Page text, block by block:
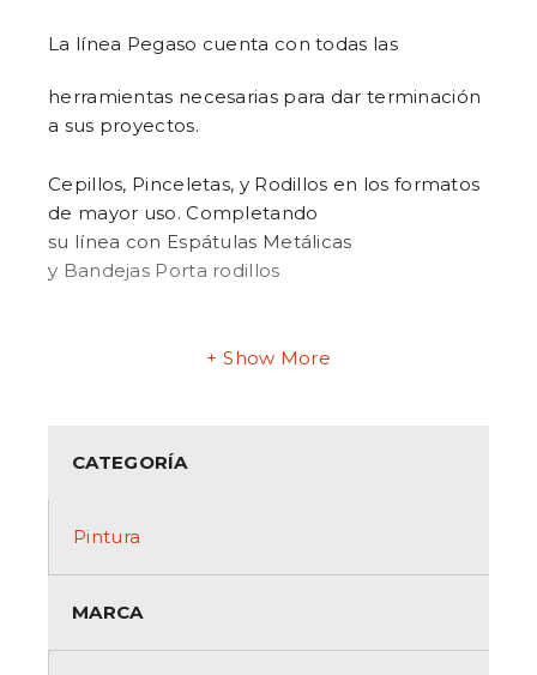
La línea Pegaso cuenta con todas las
herramientas necesarias para dar terminación
a sus proyectos.
Cepillos, Pinceletas, y Rodillos en los formatos
de mayor uso. Completando
su línea con Espátulas Metálicas
y Bandejas Porta rodillos
Show More
CATEGORÍA
Pintura
MARCA